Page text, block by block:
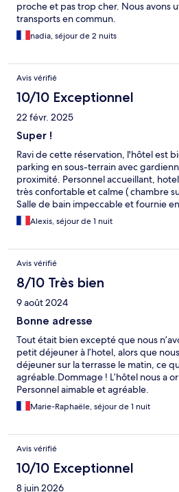
proche et pas trop cher. Nous avons
transports en commun.
nadia, séjour de 2 nuits
Avis vérifié
10/10 Exceptionnel
22 févr. 2025
Super !
Ravi de cette réservation, l'hôtel est
parking en sous-terrain avec
proximité. Personnel accueillant,
très confortable et calme ( chambre
Salle de bain impeccable et fournie
Nous n'avons pas pu essayer le petit
vous manquez le coche il y a une
savons déjà où aller lors de notre
Alexis, séjour de 1 nuit
Avis vérifié
8/10 Très bien
9 août 2024
Bonne adresse
Tout était bien excepté que nous
petit déjeuner à l’hotel, alors que
déjeuner sur la terrasse le matin, ce
agréable.Dommage ! L’hôtel nous a
Personnel aimable et agréable.
Marie-Raphaële, séjour de 1 nuit
Avis vérifié
10/10 Exceptionnel
8 juin 2026